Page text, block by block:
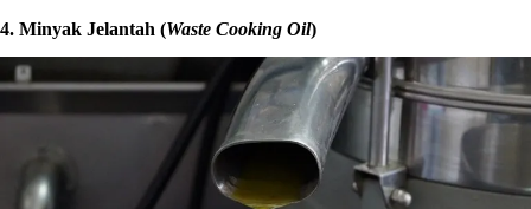
4. Minyak Jelantah (Waste Cooking Oil)